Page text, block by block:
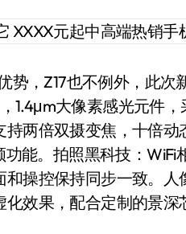
势，Z17也不例外，此
1.4μm大像素感光元件
两倍双摄变焦，十倍
能。拍照黑科技：
操控保持同步一致。
效果，配合定制的景深